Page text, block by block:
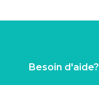
Besoin d'aide?